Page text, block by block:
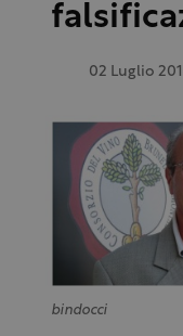
02 Luglio
bindocci